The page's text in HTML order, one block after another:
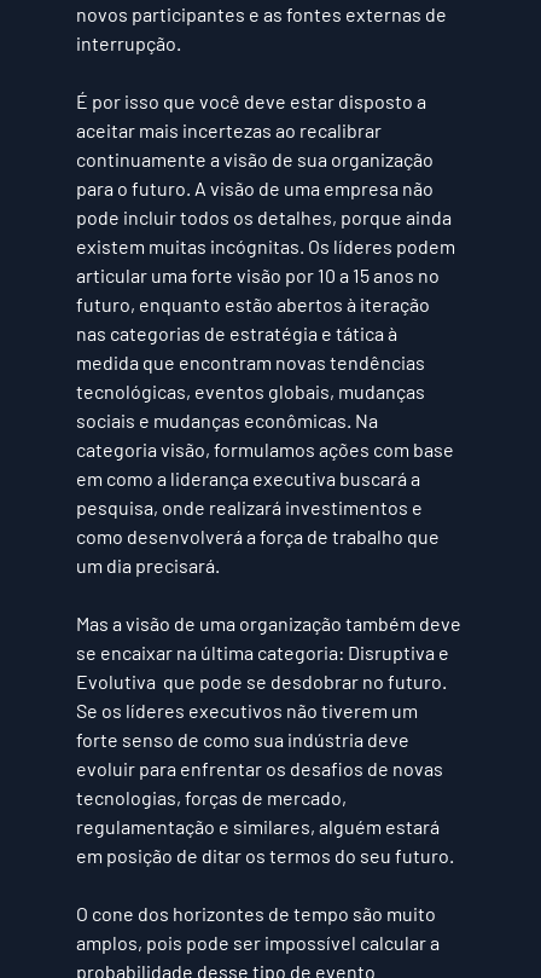
novos participantes e as fontes externas de
interrupção.
É por isso que você deve estar disposto a
aceitar mais incertezas ao recalibrar
continuamente a visão de sua organização
para o futuro. A visão de uma empresa não
pode incluir todos os detalhes, porque ainda
existem muitas incógnitas. Os líderes podem
articular uma forte visão por 10 a 15 anos no
futuro, enquanto estão abertos à iteração
nas categorias de estratégia e tática à
medida que encontram novas tendências
tecnológicas, eventos globais, mudanças
sociais e mudanças econômicas. Na
categoria visão, formulamos ações com base
em como a liderança executiva buscará a
pesquisa, onde realizará investimentos e
como desenvolverá a força de trabalho que
um dia precisará.
Mas a visão de uma organização também deve
se encaixar na última categoria: Disruptiva e
Evolutiva que pode se desdobrar no futuro.
Se os líderes executivos não tiverem um
forte senso de como sua indústria deve
evoluir para enfrentar os desafios de novas
tecnologias, forças de mercado,
regulamentação e similares, alguém estará
em posição de ditar os termos do seu futuro.
O cone dos horizontes de tempo são muito
amplos, pois pode ser impossível calcular a
probabilidade desse tipo de evento